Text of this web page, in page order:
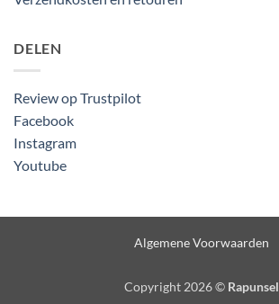
DELEN
Review op Trustpilot
Facebook
Instagram
Youtube
Algemene Voorwaarden
Copyright 2026 © Rapunsel